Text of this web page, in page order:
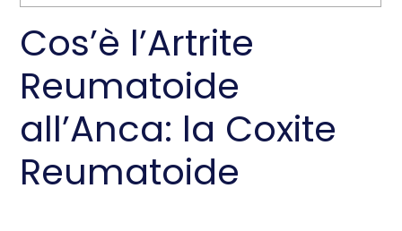
Cos’è l’Artrite
Reumatoide
all’Anca: la Coxite
Reumatoide